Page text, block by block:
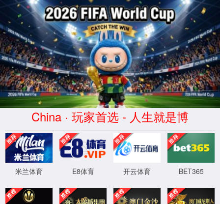
2026买世界杯赛事网站(中国
区)-Official website